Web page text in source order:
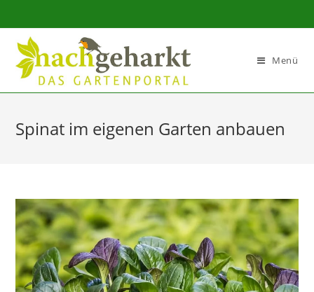
Sidebar-
Inhalt
Menü
Spinat im eigenen Garten anbauen